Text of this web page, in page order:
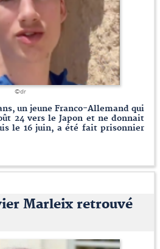
©dr
un jeune Franco-Allemand qui
24 vers le Japon et ne donnait
le 16 juin, a été fait prisonnier
Marleix retrouvé